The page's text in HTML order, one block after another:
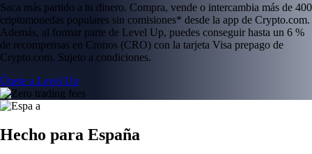
Saca más partido a tu dinero. Compra, vende o intercambia más de 400
criptomonedas populares sin comisiones* desde la app de Crypto.com.
Además, al formar parte de Level Up, puedes conseguir hasta un 6 %
de recompensas en Cronos (CRO) con la tarjeta Visa prepago de
Crypto.com. Sujeto a condiciones.
Únete a Level Up
Hecho para España